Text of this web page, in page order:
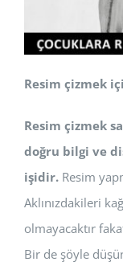
Resim çizmek
Resim çizmek
doğru bilgi ve
işidir. Resim
Aklınızdakileri
olmayacaktır
Bir de şöyle